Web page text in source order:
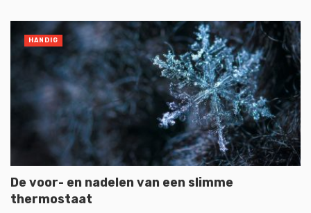
De voor- en nadelen van een slimme
thermostaat
HANDIG